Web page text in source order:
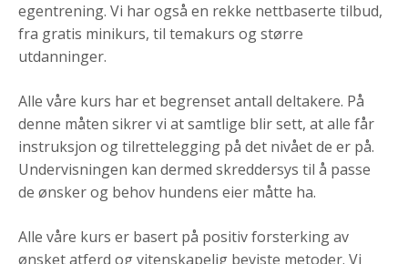
egentrening. Vi har også en rekke nettbaserte tilbud,
fra gratis minikurs, til temakurs og større
utdanninger.
Alle våre kurs har et begrenset antall deltakere. På
denne måten sikrer vi at samtlige blir sett, at alle får
instruksjon og tilrettelegging på det nivået de er på.
Undervisningen kan dermed skreddersys til å passe
de ønsker og behov hundens eier måtte ha.
Alle våre kurs er basert på positiv forsterking av
ønsket atferd og vitenskapelig beviste metoder. Vi